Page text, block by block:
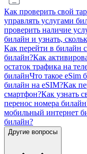
Как проверить свой
управлять услугами
проверить наличие
билайн и узнать,
Как перейти в билайн
билайн?Как
остаток трафика на
билайнЧто такое eSim
билайн на eSIM?Как
смартфон?Как узнать
перенос номера
мобильный интернет
билайн?
Другие вопросы